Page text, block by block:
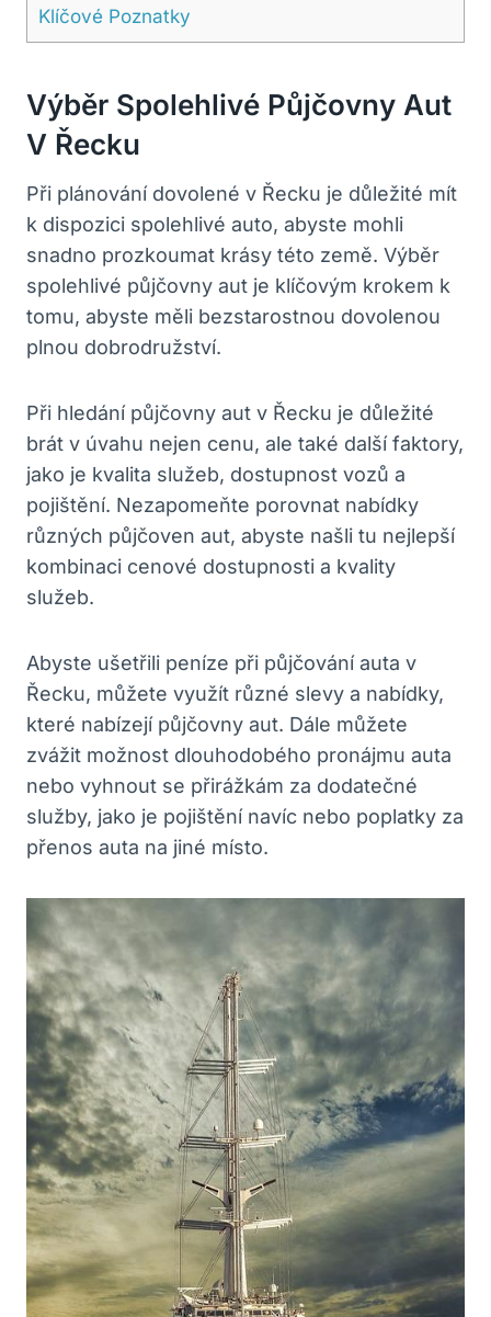
Klíčové Poznatky
Výběr ⁢Spolehlivé Půjčovny Aut⁤
V​ Řecku
Při plánování dovolené v Řecku je důležité mít⁣
k dispozici spolehlivé auto, abyste mohli
snadno‌ prozkoumat krásy ​této⁢ země. Výběr‍
spolehlivé půjčovny aut je klíčovým krokem k⁢
tomu, abyste ​měli bezstarostnou dovolenou
plnou dobrodružství.
Při hledání půjčovny aut v Řecku je důležité
brát v úvahu nejen⁤ cenu, ale také⁢ další faktory,
jako je kvalita služeb, dostupnost​ vozů a⁤
pojištění. Nezapomeňte porovnat ​nabídky
různých půjčoven aut,​ abyste našli tu nejlepší
kombinaci‌ cenové dostupnosti a kvality
⁣služeb.
Abyste ušetřili‍ peníze při půjčování auta v
Řecku, můžete ⁤využít různé ‌slevy a ‌nabídky,
⁤které nabízejí půjčovny aut. ⁤Dále ‌můžete⁢
zvážit možnost dlouhodobého pronájmu auta
nebo vyhnout se ‌přirážkám ⁤za dodatečné
služby, jako ⁣je pojištění navíc nebo poplatky za
‍přenos auta‌ na jiné místo.